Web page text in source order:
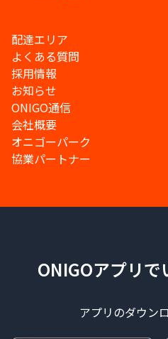
配達エリア
よくある質問
採用情報
お知らせ
ONIGO通信
会社概要
オニゴーパーク
協業パートナー
ONIGOアプリ
アプリのダウン